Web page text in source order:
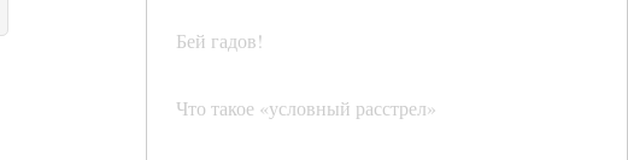
Бей гадов!
Что такое «условный расстрел»